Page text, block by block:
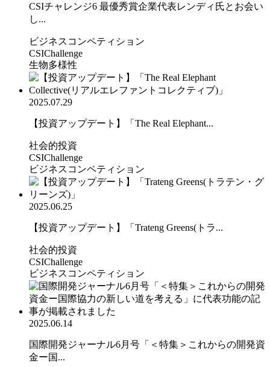
CSIチャレンジ6 最優秀賞企業代表レンディ氏とお会い
し...
ビジネスコンペティション
CSIChallenge
生物多様性
2025.07.29
【投資アップデート】「The Real Elephant...
社会的投資
CSIChallenge
ビジネスコンペティション
2025.06.25
【投資アップデート】「Trateng Greens(トラ...
社会的投資
CSIChallenge
ビジネスコンペティション
2025.06.14
国際開発ジャーナル6月号「＜特集＞これからの開発資
金ー国...